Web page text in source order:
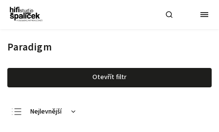
Paradigm
Otevřít filtr
Nejlevnější